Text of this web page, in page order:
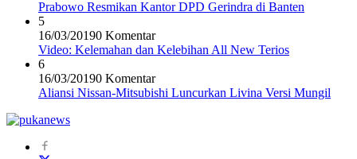
Prabowo Resmikan Kantor DPD Gerindra di Banten
5
16/03/20190 Komentar
Video: Kelemahan dan Kelebihan All New Terios
6
16/03/20190 Komentar
Aliansi Nissan-Mitsubishi Luncurkan Livina Versi Mungil